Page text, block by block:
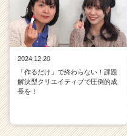
カ
ウ
ト
が
く
就
2024.12.20
「作るだけ」で終わらない！課題
解決型クリエイティブで圧倒的成
長を！